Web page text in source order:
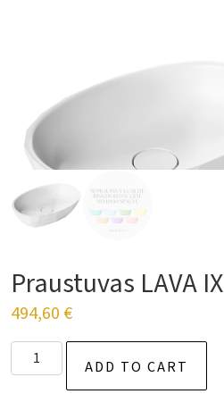
Praustuvas LAVA IX
494,60€
Praustuvas LAVA IX quantity
ADD TO CART